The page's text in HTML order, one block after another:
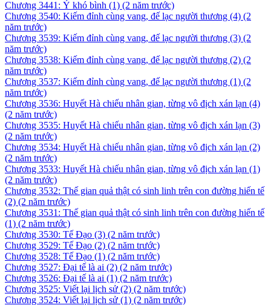
Chương 3441: Ý khó bình (1) (2 năm trước)
Chương 3540: Kiếm đỉnh cùng vang, đế lạc người thương (4) (2
năm trước)
Chương 3539: Kiếm đỉnh cùng vang, đế lạc người thương (3) (2
năm trước)
Chương 3538: Kiếm đỉnh cùng vang, đế lạc người thương (2) (2
năm trước)
Chương 3537: Kiếm đỉnh cùng vang, đế lạc người thương (1) (2
năm trước)
Chương 3536: Huyết Hà chiếu nhân gian, từng vô địch xán lạn (4)
(2 năm trước)
Chương 3535: Huyết Hà chiếu nhân gian, từng vô địch xán lạn (3)
(2 năm trước)
Chương 3534: Huyết Hà chiếu nhân gian, từng vô địch xán lạn (2)
(2 năm trước)
Chương 3533: Huyết Hà chiếu nhân gian, từng vô địch xán lạn (1)
(2 năm trước)
Chương 3532: Thế gian quả thật có sinh linh trên con đường hiến tế
(2) (2 năm trước)
Chương 3531: Thế gian quả thật có sinh linh trên con đường hiến tế
(1) (2 năm trước)
Chương 3530: Tế Đạo (3) (2 năm trước)
Chương 3529: Tế Đạo (2) (2 năm trước)
Chương 3528: Tế Đạo (1) (2 năm trước)
Chương 3527: Đại tế là ai (2) (2 năm trước)
Chương 3526: Đại tế là ai (1) (2 năm trước)
Chương 3525: Viết lại lịch sử (2) (2 năm trước)
Chương 3524: Viết lại lịch sử (1) (2 năm trước)